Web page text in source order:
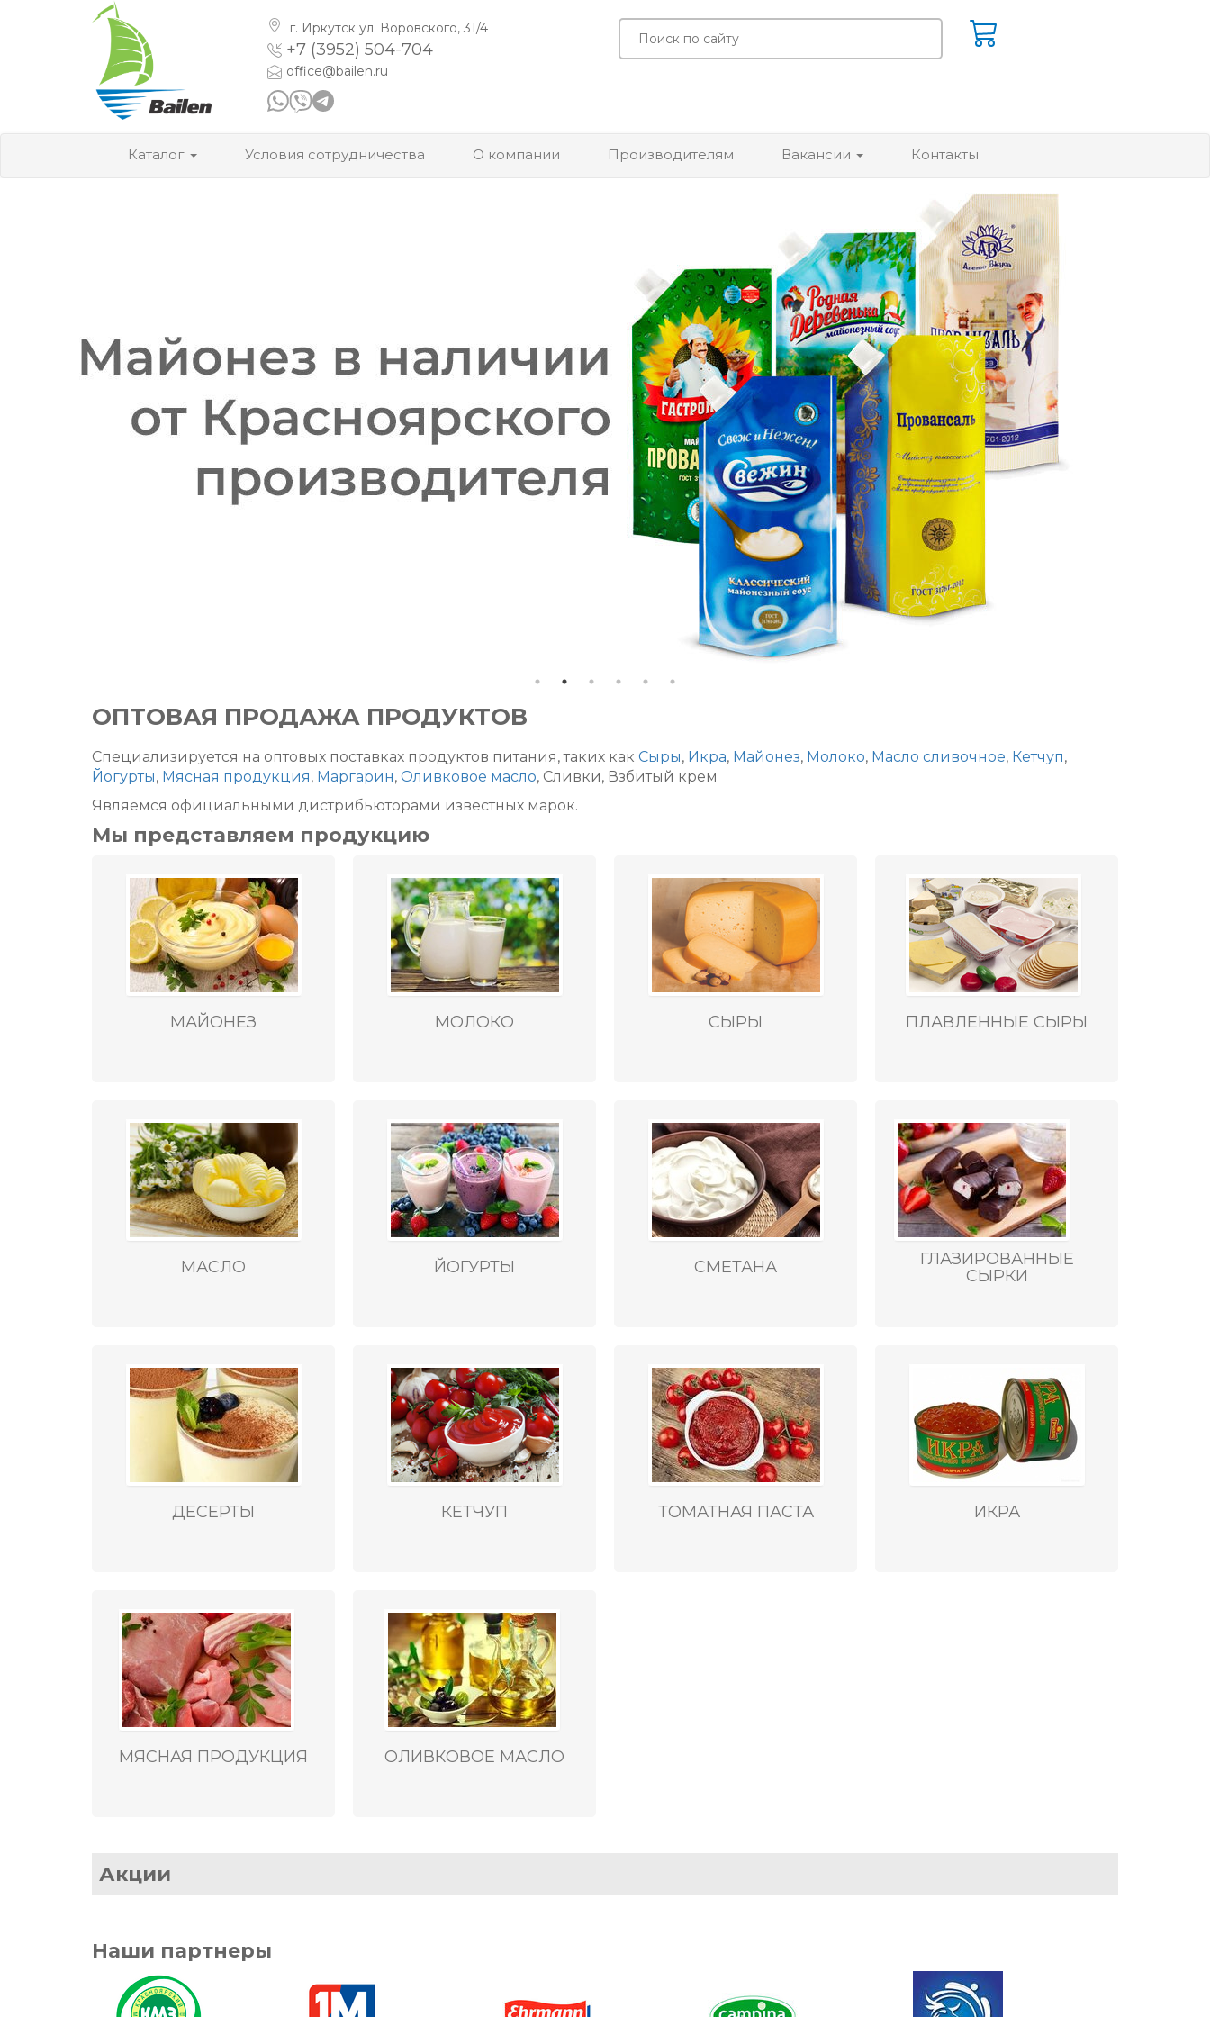
г. Иркутск ул. Воровского, 31/4
+7 (3952) 504-704
office@bailen.ru
Каталог Условия сотрудничества О компании Производителям Вакансии Контакты
ОПТОВАЯ ПРОДАЖА ПРОДУКТОВ
Специализируется на оптовых поставках продуктов питания, таких как Сыры, Икра, Майонез, Молоко, Масло сливочное, Кетчуп,
Йогурты, Мясная продукция, Маргарин, Оливковое масло, Сливки, Взбитый крем
Являемся официальными дистрибьюторами известных марок.
Мы представляем продукцию
МАЙОНЕЗ МОЛОКО СЫРЫ ПЛАВЛЕННЫЕ СЫРЫ
МАСЛО ЙОГУРТЫ СМЕТАНА
ГЛАЗИРОВАННЫЕ
СЫРКИ
ДЕСЕРТЫ КЕТЧУП ТОМАТНАЯ ПАСТА ИКРА
МЯСНАЯ ПРОДУКЦИЯ ОЛИВКОВОЕ МАСЛО
Акции
Наши партнеры